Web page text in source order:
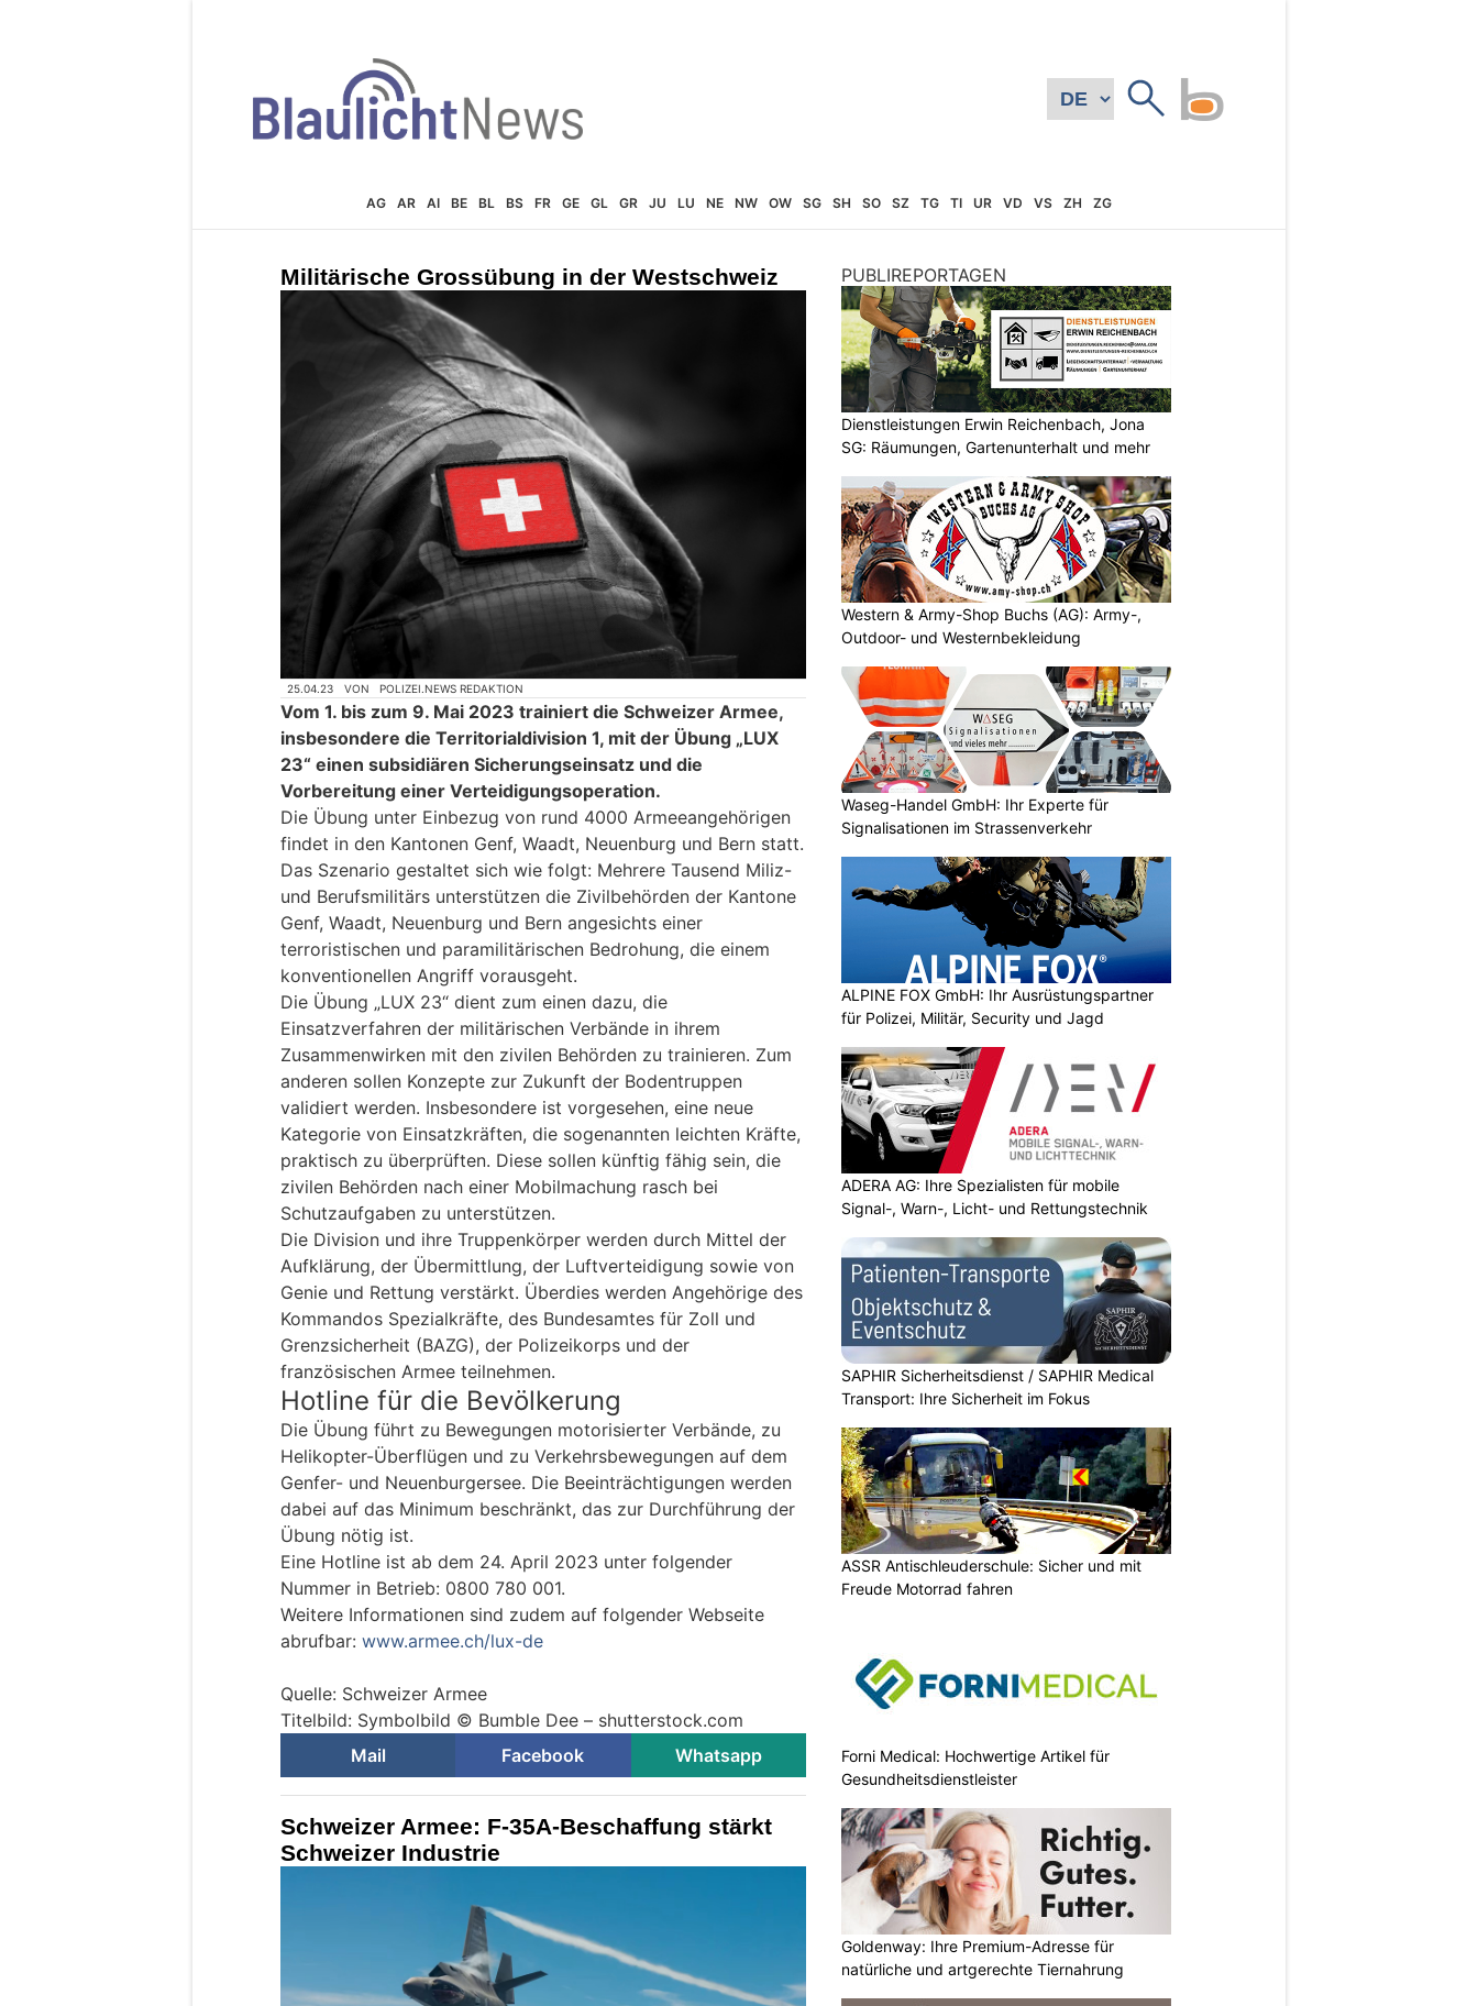
AG AR AI BE BL BS FR GE GL GR JU LU NE NW OW SG SH SO SZ TG TI UR VD VS ZH ZG
Militärische Grossübung in der Westschweiz
25.04.23 VON POLIZEI.NEWS REDAKTION
Vom 1. bis zum 9. Mai 2023 trainiert die Schweizer Armee,
insbesondere die Territorialdivision 1, mit der Übung „LUX
23“ einen subsidiären Sicherungseinsatz und die
Vorbereitung einer Verteidigungsoperation.
Die Übung unter Einbezug von rund 4000 Armeeangehörigen
findet in den Kantonen Genf, Waadt, Neuenburg und Bern statt.
Das Szenario gestaltet sich wie folgt: Mehrere Tausend Miliz-
und Berufsmilitärs unterstützen die Zivilbehörden der Kantone
Genf, Waadt, Neuenburg und Bern angesichts einer
terroristischen und paramilitärischen Bedrohung, die einem
konventionellen Angriff vorausgeht.
Die Übung „LUX 23“ dient zum einen dazu, die
Einsatzverfahren der militärischen Verbände in ihrem
Zusammenwirken mit den zivilen Behörden zu trainieren. Zum
anderen sollen Konzepte zur Zukunft der Bodentruppen
validiert werden. Insbesondere ist vorgesehen, eine neue
Kategorie von Einsatzkräften, die sogenannten leichten Kräfte,
praktisch zu überprüften. Diese sollen künftig fähig sein, die
zivilen Behörden nach einer Mobilmachung rasch bei
Schutzaufgaben zu unterstützen.
Die Division und ihre Truppenkörper werden durch Mittel der
Aufklärung, der Übermittlung, der Luftverteidigung sowie von
Genie und Rettung verstärkt. Überdies werden Angehörige des
Kommandos Spezialkräfte, des Bundesamtes für Zoll und
Grenzsicherheit (BAZG), der Polizeikorps und der
französischen Armee teilnehmen.
Hotline für die Bevölkerung
Die Übung führt zu Bewegungen motorisierter Verbände, zu
Helikopter-Überflügen und zu Verkehrsbewegungen auf dem
Genfer- und Neuenburgersee. Die Beeinträchtigungen werden
dabei auf das Minimum beschränkt, das zur Durchführung der
Übung nötig ist.
Eine Hotline ist ab dem 24. April 2023 unter folgender
Nummer in Betrieb: 0800 780 001.
Weitere Informationen sind zudem auf folgender Webseite
abrufbar: www.armee.ch/lux-de
Quelle: Schweizer Armee
Titelbild: Symbolbild © Bumble Dee – shutterstock.com
Mail
Facebook Whatsapp
Schweizer Armee: F-35A-Beschaffung stärkt
Schweizer Industrie
PUBLIREPORTAGEN
Dienstleistungen Erwin Reichenbach, Jona
SG: Räumungen, Gartenunterhalt und mehr
Western & Army-Shop Buchs (AG): Army-,
Outdoor- und Westernbekleidung
Waseg-Handel GmbH: Ihr Experte für
Signalisationen im Strassenverkehr
ALPINE FOX GmbH: Ihr Ausrüstungspartner
für Polizei, Militär, Security und Jagd
ADERA AG: Ihre Spezialisten für mobile
Signal-, Warn-, Licht- und Rettungstechnik
SAPHIR Sicherheitsdienst / SAPHIR Medical
Transport: Ihre Sicherheit im Fokus
ASSR Antischleuderschule: Sicher und mit
Freude Motorrad fahren
Forni Medical: Hochwertige Artikel für
Gesundheitsdienstleister
Goldenway: Ihre Premium-Adresse für
natürliche und artgerechte Tiernahrung